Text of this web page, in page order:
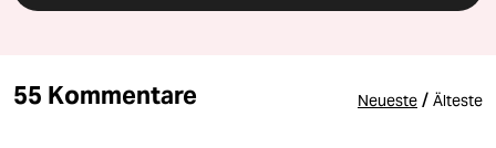
55 Kommentare Neueste / Älteste